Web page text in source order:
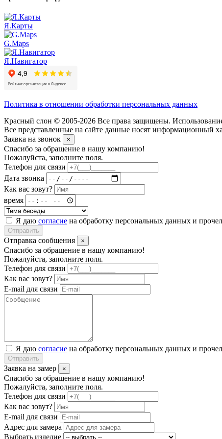
Я.Карты
G.Maps
Я.Навигатор
Политика в отношении обработки персональных данных
Красный слон © 2005-2026 Все права защищены.
Все представленные на сайте данные носят информационный
Заявка на звонок
×
Спасибо за обращение в нашу компанию!
Пожалуйста, заполните поля.
Телефон для связи
Дата звонка
Как вас зовут?
время
Я даю согласие на обработку персональных данных и прочел
Отправить
Отправка сообщения ×
Спасибо за обращение в нашу компанию!
Пожалуйста, заполните поля.
Телефон для связи
Как вас зовут?
E-mail для связи
Я даю согласие на обработку персональных данных и прочел
Отправить
Заявка на замер ×
Спасибо за обращение в нашу компанию!
Пожалуйста, заполните поля.
Телефон для связи
Как вас зовут?
E-mail для связи
Адрес для замера
Выбрать изделие